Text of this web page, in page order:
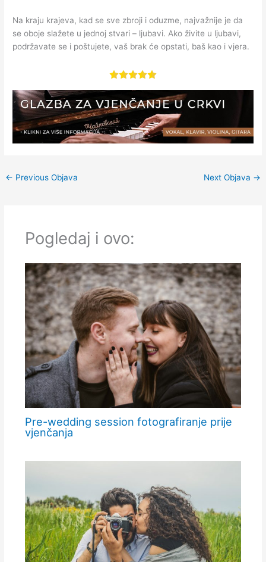
Na kraju krajeva, kad se sve zbroji i oduzme, najvažnije je da
se oboje slažete u jednoj stvari – ljubavi. Ako živite u ljubavi,
podržavate se i poštujete, vaš brak će opstati, baš kao i vjera.
← Previous Objava Next Objava →
Pogledaj i ovo:
Pre-wedding session fotografiranje prije
vjenčanja